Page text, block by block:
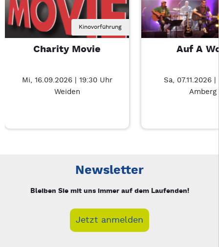
Kinovorführung
Charity Movie
Mi, 16.09.2026 | 19:30 Uhr
Weiden
Auf A
Sa, 07.11.2026
Amberg
Newsletter
Bleiben Sie mit uns immer auf dem Laufenden!
Jetzt anmelden